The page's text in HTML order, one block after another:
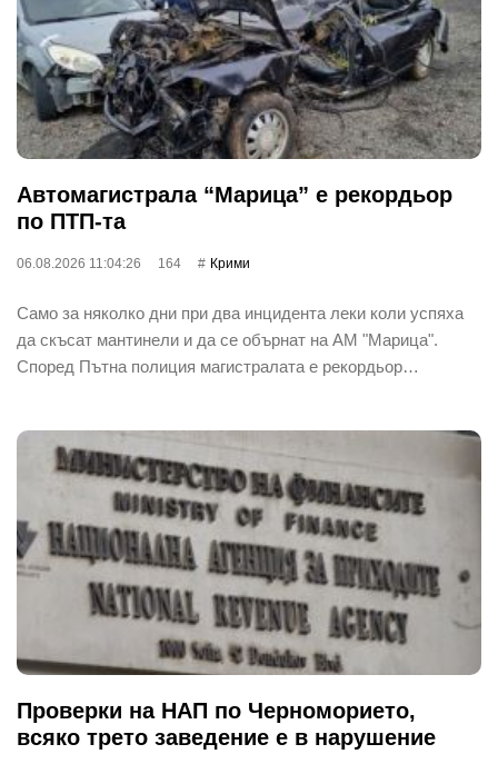
Автомагистрала “Марица” е рекордьор
по ПТП-та
06.08.2026 11:04:26 164 Крими
Само за няколко дни при два инцидента леки коли успяха
да скъсат мантинели и да се обърнат на АМ "Марица".
Според Пътна полиция магистралата е рекордьор…
Проверки на НАП по Черноморието,
всяко трето заведение е в нарушение